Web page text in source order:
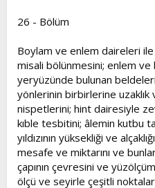
26 - Bölüm
Boylam ve enlem daireleri
misali bölünmesini; enlem ve
yeryüzünde bulunan
yönlerinin birbirlerine uzaklık
nispetlerini; hint dairesiyle
kıble tesbitini; âlemin kutbu
yıldızının yüksekliği ve
mesafe ve miktarını ve
çapının çevresini ve
ölçü ve seyirle çeşitli